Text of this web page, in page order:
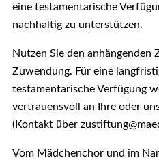
eine testamentarische
nachhaltig zu unterstützen.
Nutzen Sie den anhängenden
Zuwendung. Für eine
testamentarische Verfügung
vertrauensvoll an Ihre oder
(Kontakt über
Vom Mädchenchor und im